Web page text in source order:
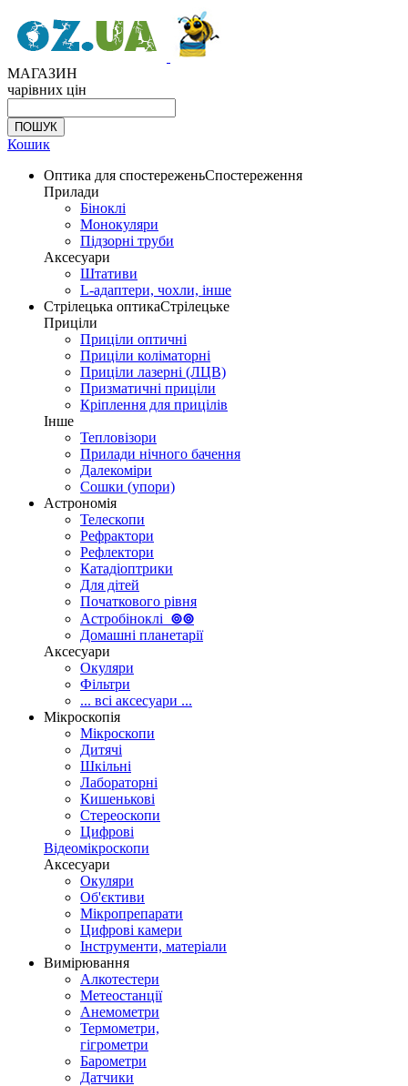
МАГАЗИН
чарівних цін
Кошик
Оптика для спостереженьСпостереження
Прилади
Біноклі
Монокуляри
Підзорні труби
Аксесуари
Штативи
L-адаптери, чохли, інше
Стрілецька оптикаСтрілецьке
Приціли
Приціли оптичні
Приціли коліматорні
Приціли лазерні (ЛЦВ)
Призматичні приціли
Кріплення для прицілів
Інше
Тепловізори
Прилади нічного бачення
Далекоміри
Сошки (упори)
Астрономія
Телескопи
Рефрактори
Рефлектори
Катадіоптрики
Для дітей
Початкового рівня
Астробіноклі ⊚⊚
Домашні планетарії
Аксесуари
Окуляри
Фільтри
... всі аксесуари ...
Мікроскопія
Мікроскопи
Дитячі
Шкільні
Лабораторні
Кишенькові
Стереоскопи
Цифрові
Відеомікроскопи
Аксесуари
Окуляри
Об'єктиви
Мікропрепарати
Цифрові камери
Інструменти, матеріали
Вимірювання
Алкотестери
Метеостанції
Анемометри
Термометри,
гігрометри
Барометри
Датчики